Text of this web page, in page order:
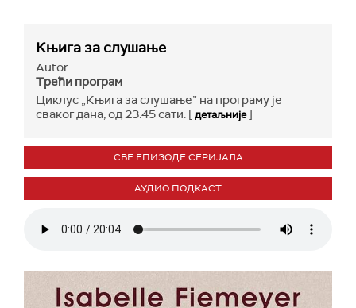
Књига за слушање
Autor:
Трећи програм
Циклус „Књига за слушање” на програму је
сваког дана, од 23.45 сати. [детаљније]
СВЕ ЕПИЗОДЕ СЕРИЈАЛА
АУДИО ПОДКАСТ